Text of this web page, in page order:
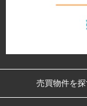
売買物件を探